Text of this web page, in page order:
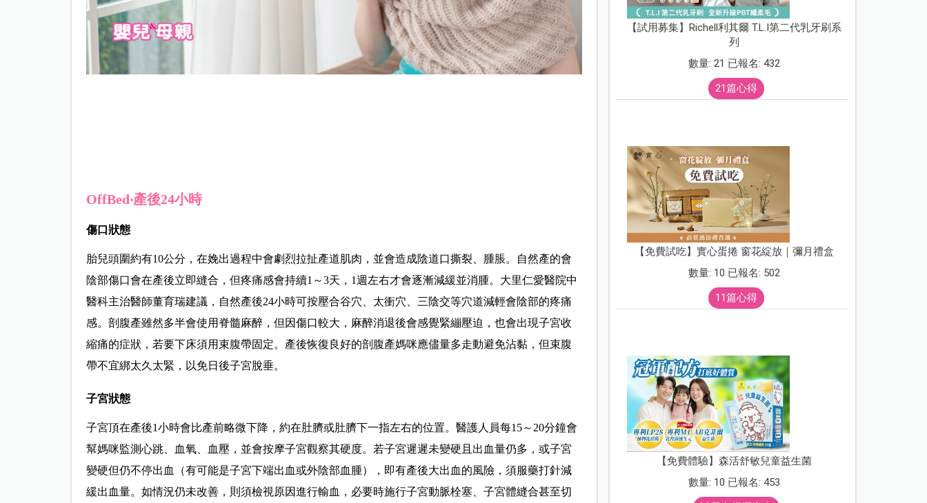
OffBed‧產後24小時
傷口狀態
胎兒頭圍約有10公分，在娩出過程中會劇烈拉扯產道肌肉，並會造成陰道口撕裂、腫脹。自然產的會
陰部傷口會在產後立即縫合，但疼痛感會持續1～3天，1週左右才會逐漸減緩並消腫。大里仁愛醫院中
醫科主治醫師董育瑞建議，自然產後24小時可按壓合谷穴、太衝穴、三陰交等穴道減輕會陰部的疼痛
感。剖腹產雖然多半會使用脊髓麻醉，但因傷口較大，麻醉消退後會感覺緊繃壓迫，也會出現子宮收
縮痛的症狀，若要下床須用束腹帶固定。產後恢復良好的剖腹產媽咪應儘量多走動避免沾黏，但束腹
帶不宜綁太久太緊，以免日後子宮脫垂。
子宮狀態
子宮頂在產後1小時會比產前略微下降，約在肚臍或肚臍下一指左右的位置。醫護人員每15～20分鐘會
幫媽咪監測心跳、血氧、血壓，並會按摩子宮觀察其硬度。若子宮遲遲未變硬且出血量仍多，或子宮
變硬但仍不停出血（有可能是子宮下端出血或外陰部血腫），即有產後大出血的風險，須服藥打針減
緩出血量。如情況仍未改善，則須檢視原因進行輸血，必要時施行子宮動脈栓塞、子宮體縫合甚至切
【試用募集】Richell利其爾 T.L.I第二代乳牙刷系
列
數量: 21 已報名: 432
21篇心得
【免費試吃】實心蛋捲 窗花綻放｜彌月禮盒
數量: 10 已報名: 502
11篇心得
【免費體驗】森活舒敏兒童益生菌
數量: 10 已報名: 453